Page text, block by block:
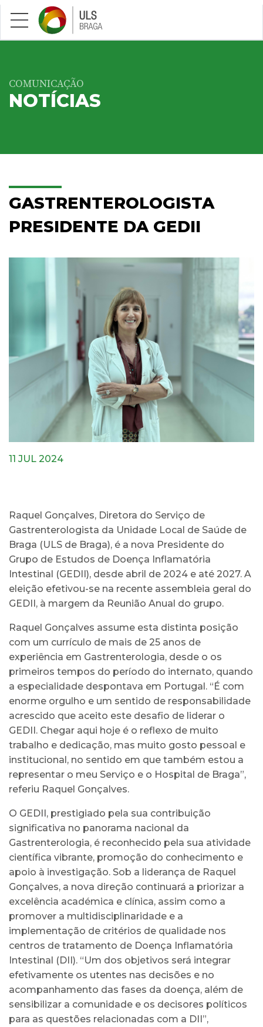
Saltar para conteúdo principal
COMUNICAÇÃO
NOTÍCIAS
GASTRENTEROLOGISTA
PRESIDENTE DA GEDII
11 JUL 2024
Raquel Gonçalves, Diretora do Serviço de
Gastrenterologista da Unidade Local de Saúde de
Braga (ULS de Braga), é a nova Presidente do
Grupo de Estudos de Doença Inflamatória
Intestinal (GEDII), desde abril de 2024 e até 2027. A
eleição efetivou-se na recente assembleia geral do
GEDII, à margem da Reunião Anual do grupo.
Raquel Gonçalves assume esta distinta posição
com um currículo de mais de 25 anos de
experiência em Gastrenterologia, desde o os
primeiros tempos do período do internato, quando
a especialidade despontava em Portugal. “É com
enorme orgulho e um sentido de responsabilidade
acrescido que aceito este desafio de liderar o
GEDII. Chegar aqui hoje é o reflexo de muito
trabalho e dedicação, mas muito gosto pessoal e
institucional, no sentido em que também estou a
representar o meu Serviço e o Hospital de Braga”,
referiu Raquel Gonçalves.
O GEDII, prestigiado pela sua contribuição
significativa no panorama nacional da
Gastrenterologia, é reconhecido pela sua atividade
científica vibrante, promoção do conhecimento e
apoio à investigação. Sob a liderança de Raquel
Gonçalves, a nova direção continuará a priorizar a
excelência académica e clínica, assim como a
promover a multidisciplinaridade e a
implementação de critérios de qualidade nos
centros de tratamento de Doença Inflamatória
Intestinal (DII). “Um dos objetivos será integrar
efetivamente os utentes nas decisões e no
acompanhamento das fases da doença, além de
sensibilizar a comunidade e os decisores políticos
para as questões relacionadas com a DII”,